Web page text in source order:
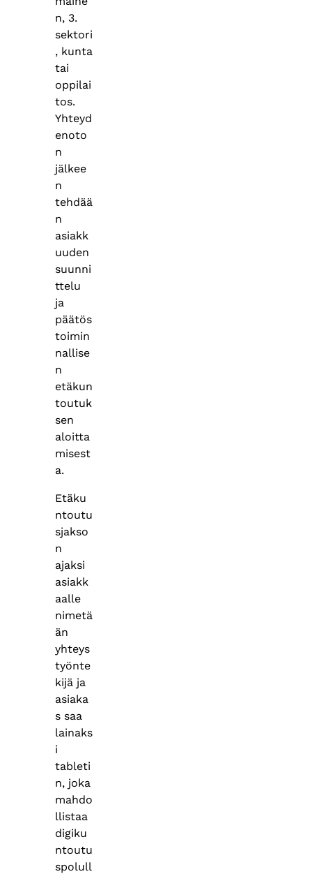
n, 3.
sektori
, kunta
tai
oppilai
tos.
Yhteyd
enoto
n
jälkee
n
tehdää
n
asiakk
uuden
suunni
ttelu
ja
päätös
toimin
nallise
n
etäkun
toutuk
sen
aloitta
misest
a.
Etäku
ntoutu
sjakso
n
ajaksi
asiakk
aalle
nimetä
än
yhteys
työnte
kijä ja
asiaka
s saa
lainaks
i
tableti
n, joka
mahdo
llistaa
digiku
ntoutu
spolull